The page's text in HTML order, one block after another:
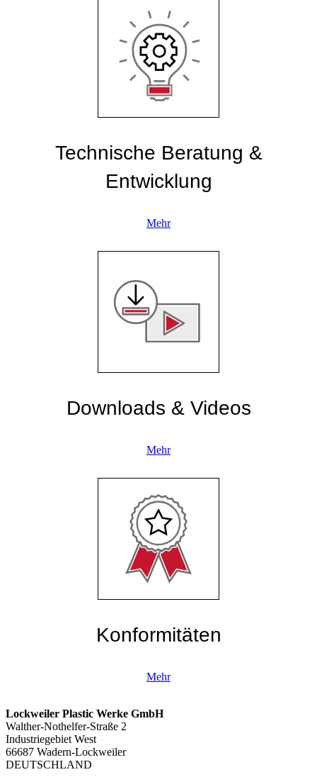
Technische Beratung &
Entwicklung
Mehr
Downloads & Videos
Mehr
Konformitäten
Mehr
Lockweiler Plastic Werke GmbH
Walther-Nothelfer-Straße 2
Industriegebiet West
66687 Wadern-Lockweiler
DEUTSCHLAND